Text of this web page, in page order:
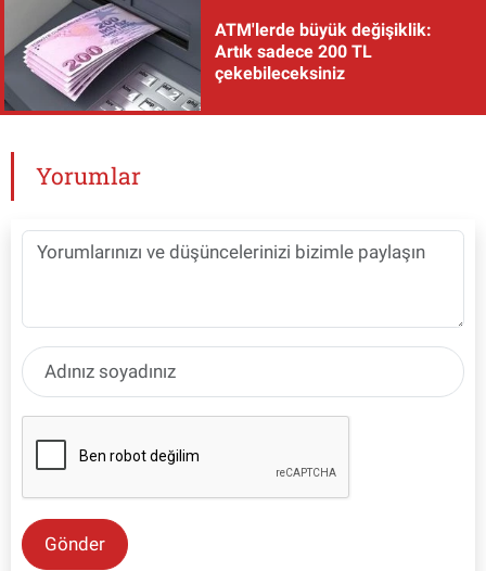
ATM'lerde büyük değişiklik:
Artık sadece 200 TL
çekebileceksiniz
Yorumlar
Gönder